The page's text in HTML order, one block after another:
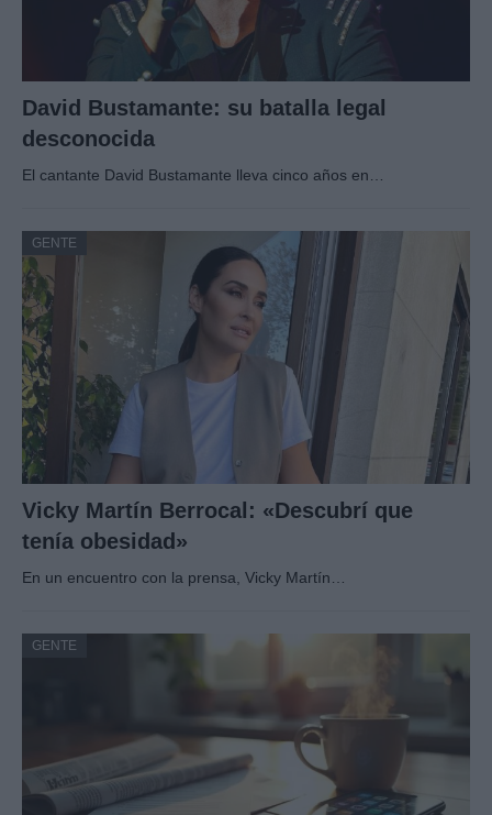
David Bustamante: su batalla legal
desconocida
El cantante David Bustamante lleva cinco años en…
GENTE
Vicky Martín Berrocal: «Descubrí que
tenía obesidad»
En un encuentro con la prensa, Vicky Martín…
GENTE